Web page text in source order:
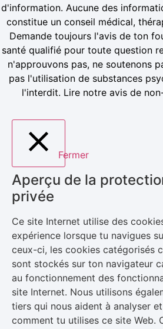
d'information. Aucune des
constitue un conseil médical,
Demande toujours l'avis de ton
santé qualifié pour toute question
n'approuvons pas, ne soutenons
pas l'utilisation de substances
l'interdit. Lire notre avis de
Fermer
Aperçu de la
privée
Ce site Internet utilise des
expérience lorsque tu navigues
ceux-ci, les cookies catégorisés
sont stockés sur ton navigateur
au fonctionnement des
site Internet. Nous utilisons
tiers qui nous aident à analyser
comment tu utilises ce site Web.